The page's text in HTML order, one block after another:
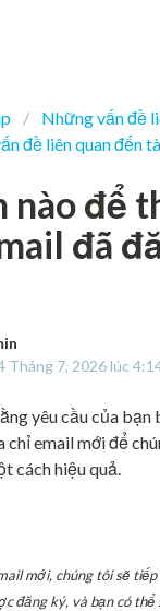
Những vấn đề
đề liên quan đến
nào để
đã
Tháng 7, 2026 lúc
yêu cầu của bạn
chỉ email mới để
cách hiệu quả.
mới, chúng tôi sẽ
đăng ký, và bạn có thể